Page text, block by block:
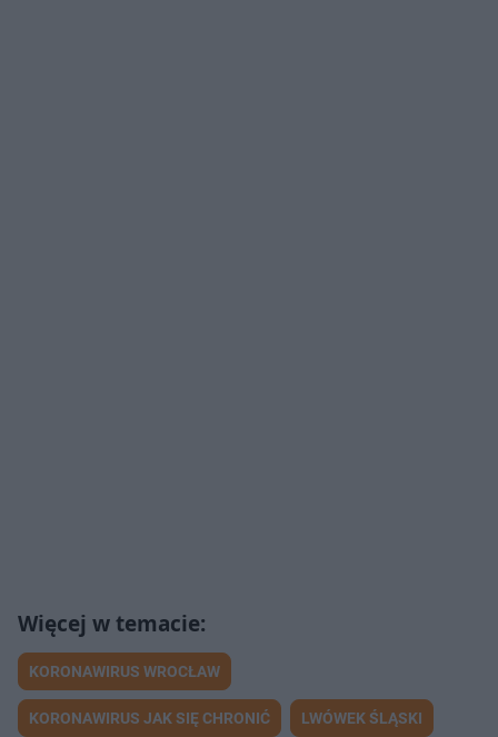
KORONAWIRUS WROCŁAW
KORONAWIRUS JAK SIĘ CHRONIĆ LWÓWEK ŚLĄSKI